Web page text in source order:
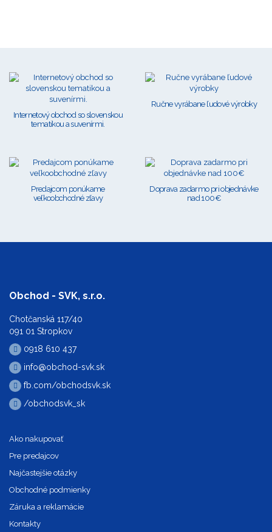
Internetový obchod so slovenskou
tematikou a suvenírmi.
Ručne vyrábane ľudové výrobky
Predajcom ponúkame
veľkoobchodné zľavy
Doprava zadarmo pri objednávke
nad 100€
Obchod - SVK, s.r.o.
Chotčanská 117/40
091 01 Stropkov
0918 610 437
info@obchod-svk.sk
fb.com/obchodsvk.sk
/obchodsvk_sk
Ako nakupovať
Pre predajcov
Najčastejšie otázky
Obchodné podmienky
Záruka a reklamácie
Kontakty